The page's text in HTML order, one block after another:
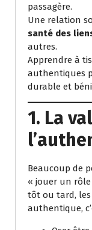
passagère.
Une relation
santé des
autres.
Apprendre à
authentiques
durable et
1. La
Beaucoup de
« jouer un rôle
tôt ou tard, les
authentique,